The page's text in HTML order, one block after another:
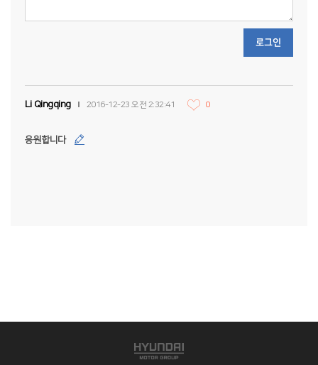
로그인
Li Qingqing 2016-12-23 오전 2:32:41 0
응원합니다